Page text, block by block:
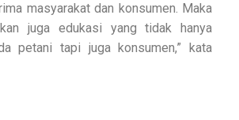
masyarakat dan konsumen. Maka
juga edukasi yang tidak hanya
petani tapi juga konsumen,” kata